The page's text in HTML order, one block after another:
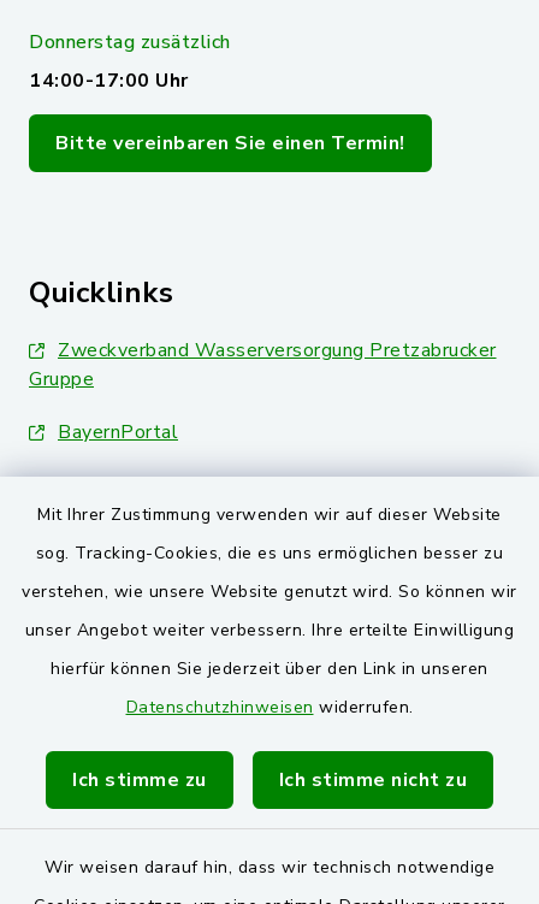
Mit Ihrer Zustimmung verwenden wir auf dieser Website
sog. Tracking-Cookies, die es uns ermöglichen besser zu
verstehen, wie unsere Website genutzt wird. So können wir
unser Angebot weiter verbessern. Ihre erteilte Einwilligung
hierfür können Sie jederzeit über den Link in unseren
Datenschutzhinweisen widerrufen.
Ich stimme zu Ich stimme nicht zu
Wir weisen darauf hin, dass wir technisch notwendige
Donnerstag zusätzlich
14:00-17:00 Uhr
Bitte vereinbaren Sie einen Termin!
Quicklinks
Zweckverband Wasserversorgung Pretzabrucker
Gruppe
BayernPortal
Landkreis Schwandorf
VG und Gemeinden
Markt Schwarzenfeld
Gemeinde Stulln
Verwaltungsgemeinschaft Schwarzenfeld